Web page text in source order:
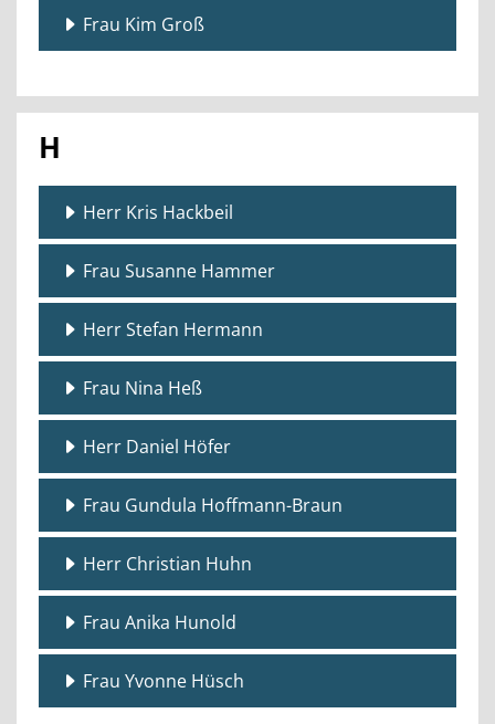
Frau Kim Groß
H
Herr Kris Hackbeil
Frau Susanne Hammer
Herr Stefan Hermann
Frau Nina Heß
Herr Daniel Höfer
Frau Gundula Hoffmann-Braun
Herr Christian Huhn
Frau Anika Hunold
Frau Yvonne Hüsch